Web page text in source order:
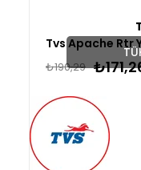
₺190,29